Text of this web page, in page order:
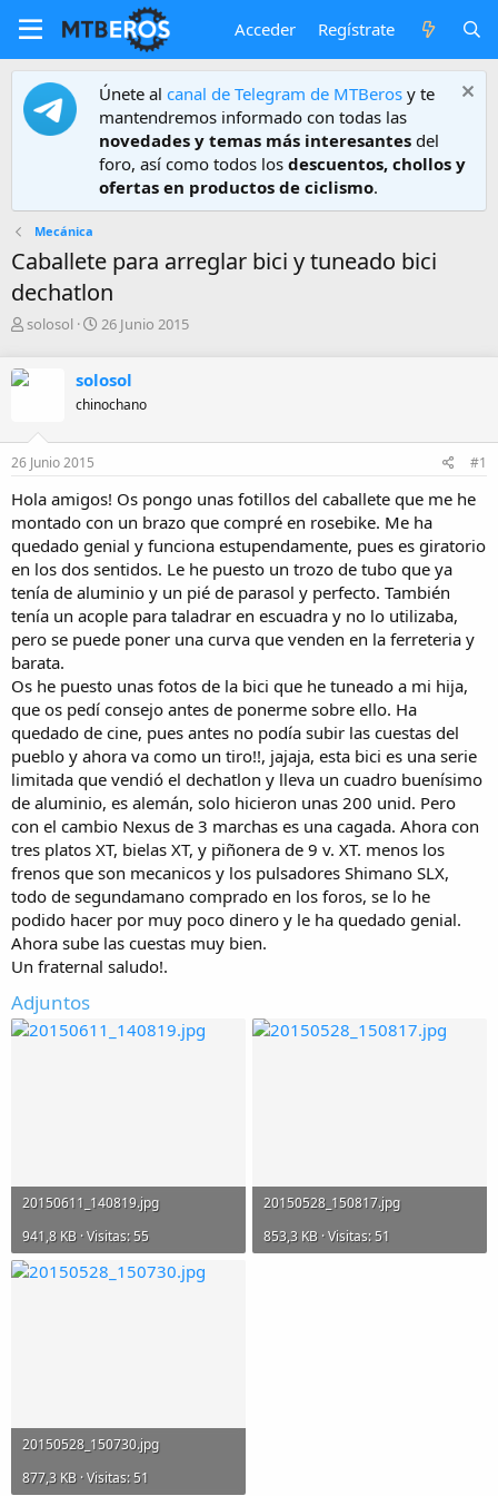
Acceder Regístrate
Únete al canal de Telegram de MTBeros y te
mantendremos informado con todas las
novedades y temas más interesantes del
foro, así como todos los descuentos, chollos y
ofertas en productos de ciclismo.
Mecánica
Caballete para arreglar bici y tuneado bici
dechatlon
A
o
solosol
F
h
a
e
i
c
i
o
26 Junio 2015
solosol
chinochano
26 Junio 2015 #1
Hola amigos! Os pongo unas fotillos del caballete que me he
montado con un brazo que compré en rosebike. Me ha
quedado genial y funciona estupendamente, pues es giratorio
en los dos sentidos. Le he puesto un trozo de tubo que ya
tenía de aluminio y un pié de parasol y perfecto. También
tenía un acople para taladrar en escuadra y no lo utilizaba,
pero se puede poner una curva que venden en la ferreteria y
barata.
Os he puesto unas fotos de la bici que he tuneado a mi hija,
que os pedí consejo antes de ponerme sobre ello. Ha
quedado de cine, pues antes no podía subir las cuestas del
pueblo y ahora va como un tiro!!, jajaja, esta bici es una serie
limitada que vendió el dechatlon y lleva un cuadro buenísimo
de aluminio, es alemán, solo hicieron unas 200 unid. Pero
con el cambio Nexus de 3 marchas es una cagada. Ahora con
tres platos XT, bielas XT, y piñonera de 9 v. XT. menos los
frenos que son mecanicos y los pulsadores Shimano SLX,
todo de segundamano comprado en los foros, se lo he
podido hacer por muy poco dinero y le ha quedado genial.
Ahora sube las cuestas muy bien.
Un fraternal saludo!.
Adjuntos
20150611_140819.jpg
941,8 KB · Visitas: 55
20150528_150817.jpg
853,3 KB · Visitas: 51
20150528_150730.jpg
877,3 KB · Visitas: 51